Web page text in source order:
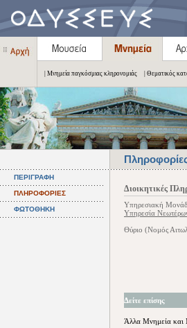
| Μνημεία παγκόσμιας κληρονομιάς | Θεματικός
ΠΕΡΙΓΡΑΦΗ
ΠΛΗΡΟΦΟΡΙΕΣ
ΦΩΤΟΘΗΚΗ
Διοικητικές
Υπηρεσιακή
Υπηρεσία
Θύριο (Νομός
Δείτε επίσης
Άλλα Μνημεία και